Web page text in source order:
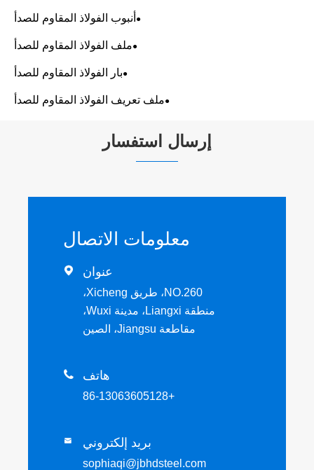
أنبوب الفولاذ المقاوم للصدأ
ملف الفولاذ المقاوم للصدأ
بار الفولاذ المقاوم للصدأ
ملف تعريف الفولاذ المقاوم للصدأ
إرسال استفسار
معلومات الاتصال
 عنوان
NO.260، طريق Xicheng،
منطقة Liangxi، مدينة Wuxi،
مقاطعة Jiangsu، الصين
 هاتف
+86-13063605128
 بريد إلكتروني
sophiaqi@jbhdsteel.com